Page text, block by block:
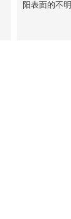
阳表面的不明